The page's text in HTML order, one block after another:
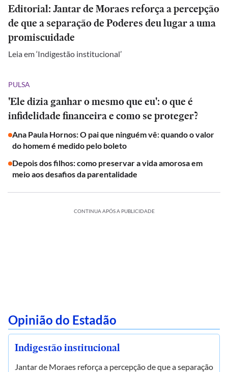
Editorial: Jantar de Moraes reforça a percepção
de que a separação de Poderes deu lugar a uma
promiscuidade
Leia em ‘Indigestão institucional’
PULSA
'Ele dizia ganhar o mesmo que eu': o que é
infidelidade financeira e como se proteger?
Ana Paula Hornos: O pai que ninguém vê: quando o valor
do homem é medido pelo boleto
Depois dos filhos: como preservar a vida amorosa em
meio aos desafios da parentalidade
CONTINUA APÓS A PUBLICIDADE
Opinião do Estadão
Indigestão institucional
Jantar de Moraes reforça a percepção de que a separação